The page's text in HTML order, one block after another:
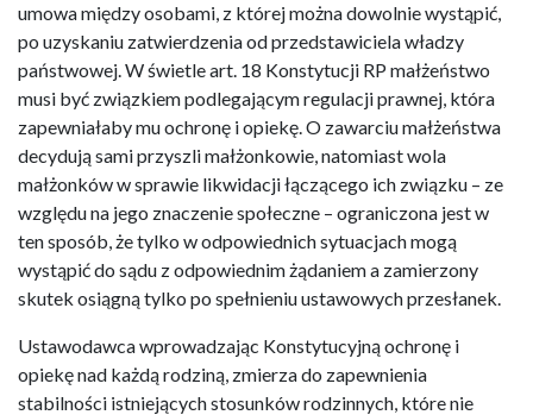
umowa między osobami, z której można dowolnie wystąpić,
po uzyskaniu zatwierdzenia od przedstawiciela władzy
państwowej. W świetle art. 18 Konstytucji RP małżeństwo
musi być związkiem podlegającym regulacji prawnej, która
zapewniałaby mu ochronę i opiekę. O zawarciu małżeństwa
decydują sami przyszli małżonkowie, natomiast wola
małżonków w sprawie likwidacji łączącego ich związku – ze
względu na jego znaczenie społeczne – ograniczona jest w
ten sposób, że tylko w odpowiednich sytuacjach mogą
wystąpić do sądu z odpowiednim żądaniem a zamierzony
skutek osiągną tylko po spełnieniu ustawowych przesłanek.
Ustawodawca wprowadzając Konstytucyjną ochronę i
opiekę nad każdą rodziną, zmierza do zapewnienia
stabilności istniejących stosunków rodzinnych, które nie